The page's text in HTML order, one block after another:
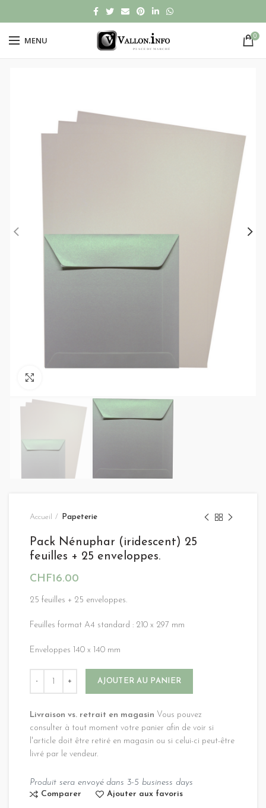
MENU 0
Accueil Papeterie
Pack Nénuphar (iridescent) 25
feuilles + 25 enveloppes.
CHF16.00
25 feuilles + 25 enveloppes.
Feuilles format A4 standard : 210 x 297 mm
Enveloppes 140 x 140 mm
AJOUTER AU PANIER
Livraison vs. retrait en magasin Vous pouvez
consulter à tout moment votre panier afin de voir si
l'article doit être retiré en magasin ou si celui-ci peut-être
livré par le vendeur.
Produit sera envoyé dans 3-5 business days
Comparer
Ajouter aux favoris